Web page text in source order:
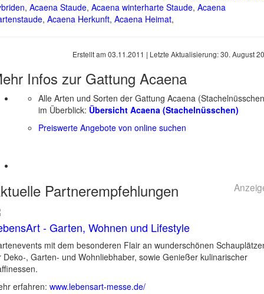
, Acaena Staude, Acaena winterharte Staude, Acaena
, Acaena Herkunft, Acaena Heimat,
Erstellt am 03.11.2011 | Letzte Aktualisierung:30. August
Infos zur Gattung Acaena
Alle Arten und Sorten der Gattung Acaena
im Überblick: Übersicht Acaena (Stachelnüsschen)
Preiswerte Angebote von online suchen
Partnerempfehlungen
- Garten, Wohnen und Lifestyle
mit dem besonderen Flair an wunderschönen
Deko-, Garten- und Wohnliebhaber, sowie Genießer kulinarischer
erfahren: www.lebensart-messe.de/